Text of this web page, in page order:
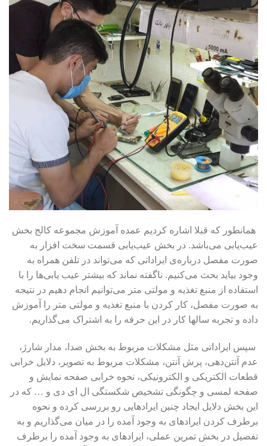
همانطور که قبلا اشاره کردیم عمده آموزش مجموعه کالج بخش
عیب‌یابی می‌باشد. در بخش عیب‌یابی قسمت سخت افزار به
صورت مفصل درباره‌ی ایراداتی که می‌تواند در تلفن همراه به
وجود بیاید بحث می‌کنیم. ناگفته نماند که بیشتر عیب یابی‌ها را با
استفاده از منبع تغذیه و مولتی متر می‌توانیم انجام دهیم در نتیجه
به صورت مفصل، کار کردن با منبع تغذیه و مولتی متر را آموزش
داده و تجربه سالها کار در این حرفه را به اشتراک می‌گذاریم.
سپس ایراداتی مثل مشکلات مربوط به بخش صدا، مدار شارژ،
عدم آنتن‌دهی، پرش آنتن، مشکلات مربوط به تصویر، دلایل خرابی
قطعات الکتریکی و الکترونیکی، نحوه خرابی صفحه نمایش و
صفحه لمسی و چگونگی تشخیص شکستگی ال ای دی و … که در
این بخش دلایل ایجاد چنین ایرادهایی رو بررسی کرده و نحوه
برطرف کردن ایرادهای به وجود آمده را در میان می‌گذاریم و به
تفصیل در بخش تمرین عملی، ایرادهای به وجود آمده را برطرف